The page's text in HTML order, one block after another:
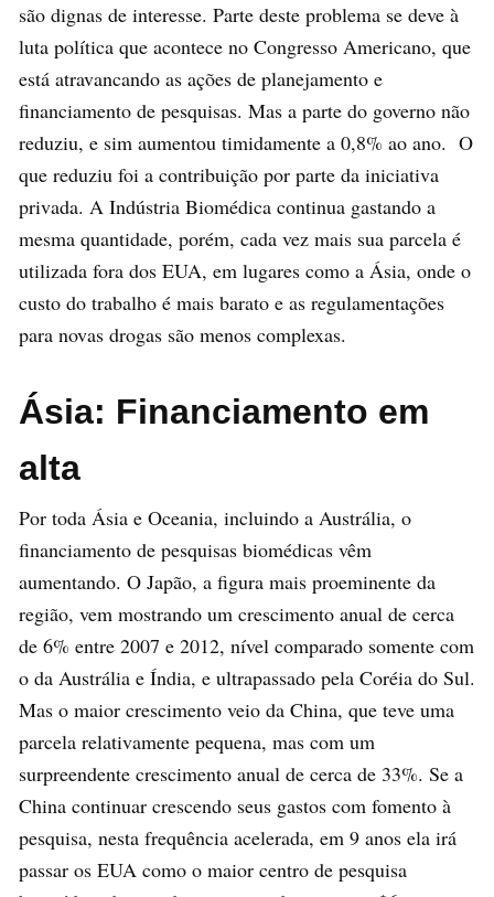
são dignas de interesse. Parte deste problema se deve à
luta política que acontece no Congresso Americano, que
está atravancando as ações de planejamento e
financiamento de pesquisas. Mas a parte do governo não
reduziu, e sim aumentou timidamente a 0,8% ao ano. O
que reduziu foi a contribuição por parte da iniciativa
privada. A Indústria Biomédica continua gastando a
mesma quantidade, porém, cada vez mais sua parcela é
utilizada fora dos EUA, em lugares como a Ásia, onde o
custo do trabalho é mais barato e as regulamentações
para novas drogas são menos complexas.
Ásia: Financiamento em
alta
Por toda Ásia e Oceania, incluindo a Austrália, o
financiamento de pesquisas biomédicas vêm
aumentando. O Japão, a figura mais proeminente da
região, vem mostrando um crescimento anual de cerca
de 6% entre 2007 e 2012, nível comparado somente com
o da Austrália e Índia, e ultrapassado pela Coréia do Sul.
Mas o maior crescimento veio da China, que teve uma
parcela relativamente pequena, mas com um
surpreendente crescimento anual de cerca de 33%. Se a
China continuar crescendo seus gastos com fomento à
pesquisa, nesta frequência acelerada, em 9 anos ela irá
passar os EUA como o maior centro de pesquisa